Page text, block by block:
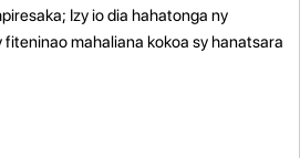
Izy io dia hahatonga ny
mahaliana kokoa sy hanatsara